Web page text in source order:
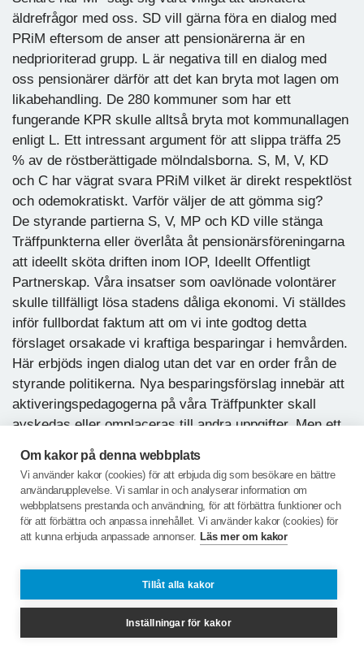
Om kakor på denna webbplats
Vi använder kakor (cookies) för att erbjuda dig som besökare en bättre
användarupplevelse. Vi samlar in och analyserar information om
webbplatsens prestanda och användning, för att förbättra funktioner och
för att förbättra och anpassa innehållet. Vi använder kakor (cookies) för
att kunna erbjuda anpassade annonser. Läs mer om kakor
Tillåt alla kakor
Inställningar för kakor
äldrefrågor med oss. SD vill gärna föra en dialog med
PRiM eftersom de anser att pensionärerna är en
nedprioriterad grupp. L är negativa till en dialog med
oss pensionärer därför att det kan bryta mot lagen om
likabehandling. De 280 kommuner som har ett
fungerande KPR skulle alltså bryta mot kommunallagen
enligt L. Ett intressant argument för att slippa träffa 25
% av de röstberättigade mölndalsborna. S, M, V, KD
och C har vägrat svara PRiM vilket är direkt respektlöst
och odemokratiskt. Varför väljer de att gömma sig?
De styrande partierna S, V, MP och KD ville stänga
Träffpunkterna eller överlåta åt pensionärsföreningarna
att ideellt sköta driften inom IOP, Ideellt Offentligt
Partnerskap. Våra insatser som oavlönade volontärer
skulle tillfälligt lösa stadens dåliga ekonomi. Vi ställdes
inför fullbordat faktum att om vi inte godtog detta
förslaget orsakade vi kraftiga besparingar i hemvården.
Här erbjöds ingen dialog utan det var en order från de
styrande politikerna. Nya besparingsförslag innebär att
aktiveringspedagogerna på våra Träffpunkter skall
avskedas eller omplaceras till andra uppgifter. Men ett
ännu hårdare slag mot oss äldre och anhöriga blir
förmodligen strategin att beordra vårdpersonal med
flerårig utbildning att utföra städjobb i stället för den
nödvändiga äldrevården. Det garanterar en stor
besparing eftersom den berörda personalen slutar och
ingen ny vårdutbildad personal söker anställning i
Mölndal med den personalpolitiken. Vem kan stoppa